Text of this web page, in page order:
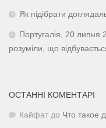
Як підібрати
Португалія, 20 липня
розуміли, що
ОСТАННІ КОМЕНТАРІ
Кайфат до Что такое